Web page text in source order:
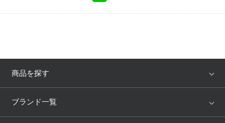
メールニュース登録
商品を探す
アイテム
ブランド一覧